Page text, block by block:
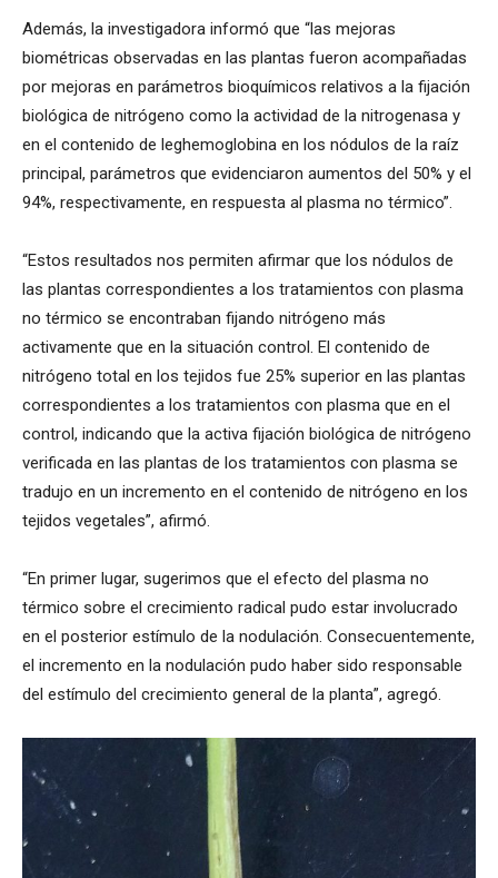
Además, la investigadora informó que “las mejoras
biométricas observadas en las plantas fueron acompañadas
por mejoras en parámetros bioquímicos relativos a la fijación
biológica de nitrógeno como la actividad de la nitrogenasa y
en el contenido de leghemoglobina en los nódulos de la raíz
principal, parámetros que evidenciaron aumentos del 50% y el
94%, respectivamente, en respuesta al plasma no térmico”.
“Estos resultados nos permiten afirmar que los nódulos de
las plantas correspondientes a los tratamientos con plasma
no térmico se encontraban fijando nitrógeno más
activamente que en la situación control. El contenido de
nitrógeno total en los tejidos fue 25% superior en las plantas
correspondientes a los tratamientos con plasma que en el
control, indicando que la activa fijación biológica de nitrógeno
verificada en las plantas de los tratamientos con plasma se
tradujo en un incremento en el contenido de nitrógeno en los
tejidos vegetales”, afirmó.
“En primer lugar, sugerimos que el efecto del plasma no
térmico sobre el crecimiento radical pudo estar involucrado
en el posterior estímulo de la nodulación. Consecuentemente,
el incremento en la nodulación pudo haber sido responsable
del estímulo del crecimiento general de la planta”, agregó.